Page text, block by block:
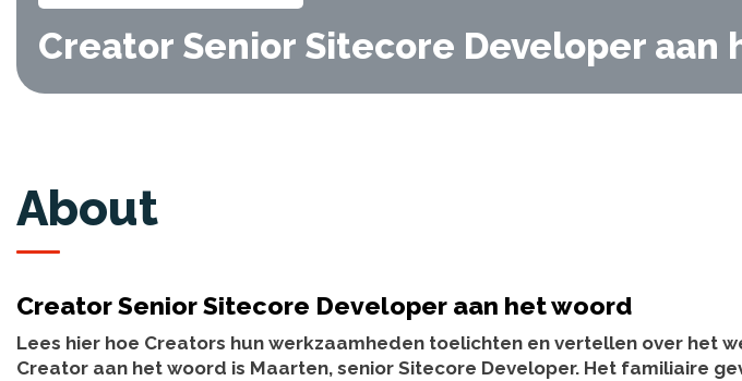
Creator Senior Sitecore Developer aan
About
Creator Senior Sitecore Developer aan het woord
Lees hier hoe Creators hun werkzaamheden toelichten en vertellen over het
Creator aan het woord is Maarten, senior Sitecore Developer. Het familiaire